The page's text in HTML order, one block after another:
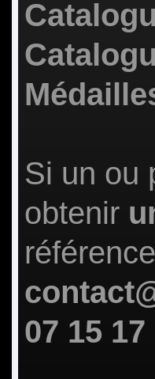
Si un ou
obtenir
07 15 17